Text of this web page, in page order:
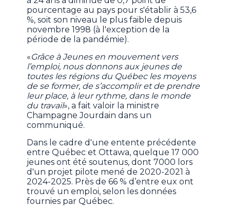
pourcentage au pays pour s'établir à 53,6
%, soit son niveau le plus faible depuis
novembre 1998 (à l'exception de la
période de la pandémie).
«Grâce à Jeunes en mouvement vers
l’emploi, nous donnons aux jeunes de
toutes les régions du Québec les moyens
de se former, de s’accomplir et de prendre
leur place, à leur rythme, dans le monde
du travail», a fait valoir la ministre
Champagne Jourdain dans un
communiqué.
Dans le cadre d'une entente précédente
entre Québec et Ottawa, quelque 17 000
jeunes ont été soutenus, dont 7000 lors
d'un projet pilote mené de 2020-2021 à
2024-2025. Près de 66 % d’entre eux ont
trouvé un emploi, selon les données
fournies par Québec.